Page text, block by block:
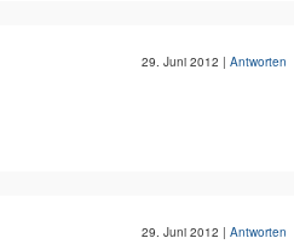
29. Juni 2012 | Antworten
29. Juni 2012 | Antworten